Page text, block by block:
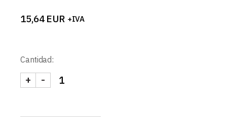
15,64 EUR +IVA
Cantidad:
FUENTE ALIMENTACION CORRIENTE
-
+